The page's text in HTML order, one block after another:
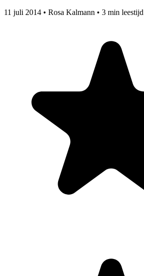
11 juli 2014 • Rosa Kalmann • 3 min leestijd